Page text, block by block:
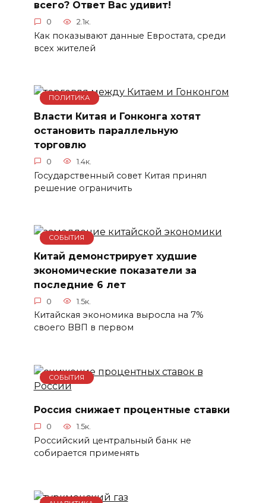
всего? Ответ Вас удивит!
0 2.1к.
Как показывают данные Евростата, среди
всех жителей
ПОЛИТИКА
Власти Китая и Гонконга хотят
остановить параллельную
торговлю
0 1.4к.
Государственный совет Китая принял
решение ограничить
СОБЫТИЯ
Китай демонстрирует худшие
экономические показатели за
последние 6 лет
0 1.5к.
Китайская экономика выросла на 7%
своего ВВП в первом
СОБЫТИЯ
Россия снижает процентные ставки
0 1.5к.
Российский центральный банк не
собирается применять